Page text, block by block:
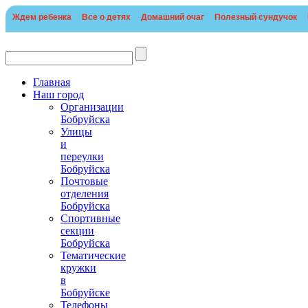
Ждем ребенка Все о детях Домашний очаг Полезный сундучок
Главная
Наш город
Организации
Бобруйска
Улицы
и
переулки
Бобруйска
Почтовые
отделения
Бобруйска
Спортивные
секции
Бобруйска
Тематические
кружки
в
Бобруйске
Телефоны